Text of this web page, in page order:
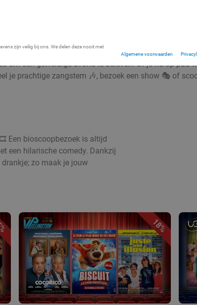
zijn veilig bij ons. We delen deze nooit met
Algemene voorwaarden
een geweldige avond te beleven! Of je nu op pad
prachtige zangstem 🎶, bezoek een show 🎭 of
Een bioscoopbezoek is altijd
een hilarische comedy. Dankzij
zo maak je jouw
18%